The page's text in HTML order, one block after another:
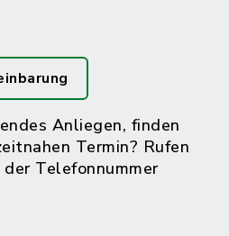
Anliegen, finden
Termin? Rufen
Telefonnummer